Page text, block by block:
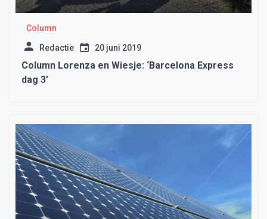
Column
Redactie 20 juni 2019
Column Lorenza en Wiesje: ‘Barcelona Express
dag 3’